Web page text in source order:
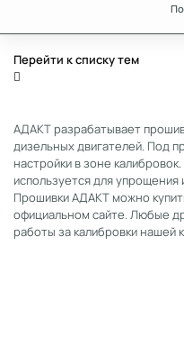
Перейти к списку тем
АДАКТ разрабатывает
дизельных двигателей. Под
настройки в зоне
используется для
Прошивки АДАКТ можно
официальном сайте. Любые
работы за калибровки нашей